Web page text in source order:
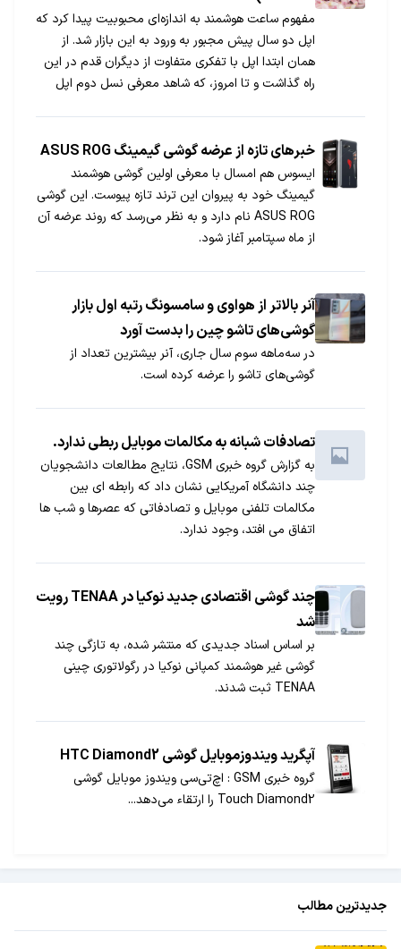
مفهوم ساعت هوشمند به اندازه‌ای محبوبیت پیدا کرد که
اپل دو سال پیش مجبور به ورود به این بازار شد. از
همان ابتدا اپل با تفکری متفاوت از دیگران قدم در این
راه گذاشت و تا امروز، که شاهد معرفی نسل دوم اپل
خوبی پیدا کرده که آیفون‌داران را برای خرید قانع می‌کند.
برای آشنایی با این محصول زیبا همراه جی‌اس‌ام باشید.
خبرهای تازه از عرضه گوشی گیمینگ ASUS ROG
ایسوس هم امسال با معرفی اولین گوشی هوشمند
گیمینگ خود به پیروان این ترند تازه پیوست. این گوشی
ASUS ROG نام دارد و به نظر می‌رسد که روند عرضه آن
از ماه سپتامبر آغاز شود.
آنر بالاتر از هواوی و سامسونگ رتبه اول بازار
گوشی‌های تاشو چین را بدست آورد
در سه‌ماهه سوم سال جاری، آنر بیشترین تعداد از
گوشی‌‌های تاشو را عرضه کرده است.
تصادفات شبانه به مکالمات موبایل ربطی ندارد.
به گزارش گروه خبری GSM، نتایج مطالعات دانشجویان
چند دانشگاه آمریکایی نشان داد که رابطه ای بین
مکالمات تلفنی موبایل و تصادفاتی که عصرها و شب ها
اتفاق می افتد، وجود ندارد.
چند گوشی اقتصادی جدید نوکیا در TENAA رویت
شد
بر اساس اسناد جدیدی که منتشر شده، به تازگی چند
گوشی غیر هوشمند کمپانی نوکیا در رگولاتوری چینی
TENAA ثبت شدند.
آپگرید ویندوزموبایل گوشی HTC Diamond2
گروه خبری GSM : اچ‌تی‌سی ویندوز موبایل گوشی
Touch Diamond2 را ارتقاء می‌دهد...
جدیدترین مطالب